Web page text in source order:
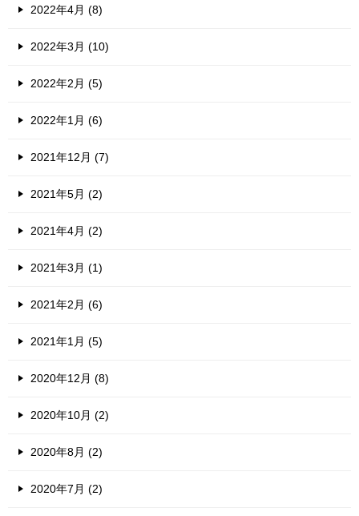
2022年4月 (8)
2022年3月 (10)
2022年2月 (5)
2022年1月 (6)
2021年12月 (7)
2021年5月 (2)
2021年4月 (2)
2021年3月 (1)
2021年2月 (6)
2021年1月 (5)
2020年12月 (8)
2020年10月 (2)
2020年8月 (2)
2020年7月 (2)